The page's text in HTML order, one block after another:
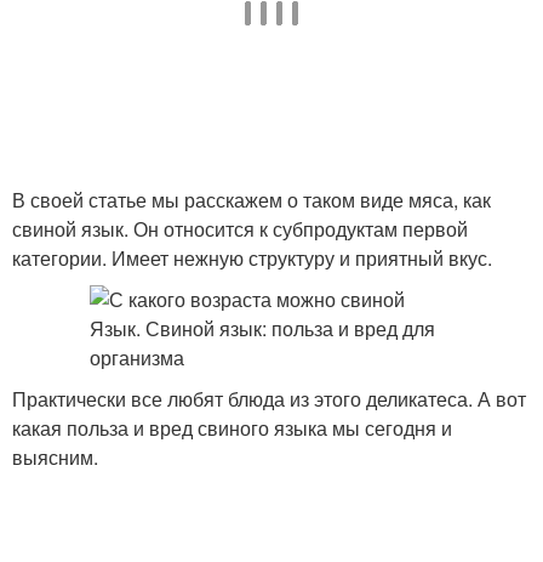
В своей статье мы расскажем о таком виде мяса, как
свиной язык. Он относится к субпродуктам первой
категории. Имеет нежную структуру и приятный вкус.
Практически все любят блюда из этого деликатеса. А вот
какая польза и вред свиного языка мы сегодня и
выясним.